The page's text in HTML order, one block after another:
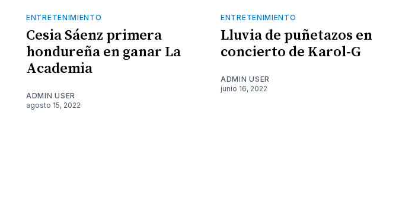
ENTRETENIMIENTO
Cesia Sáenz primera
hondureña en ganar La
Academia
ADMIN USER
agosto 15, 2022
ENTRETENIMIENTO
Lluvia de puñetazos en
concierto de Karol-G
ADMIN USER
junio 16, 2022